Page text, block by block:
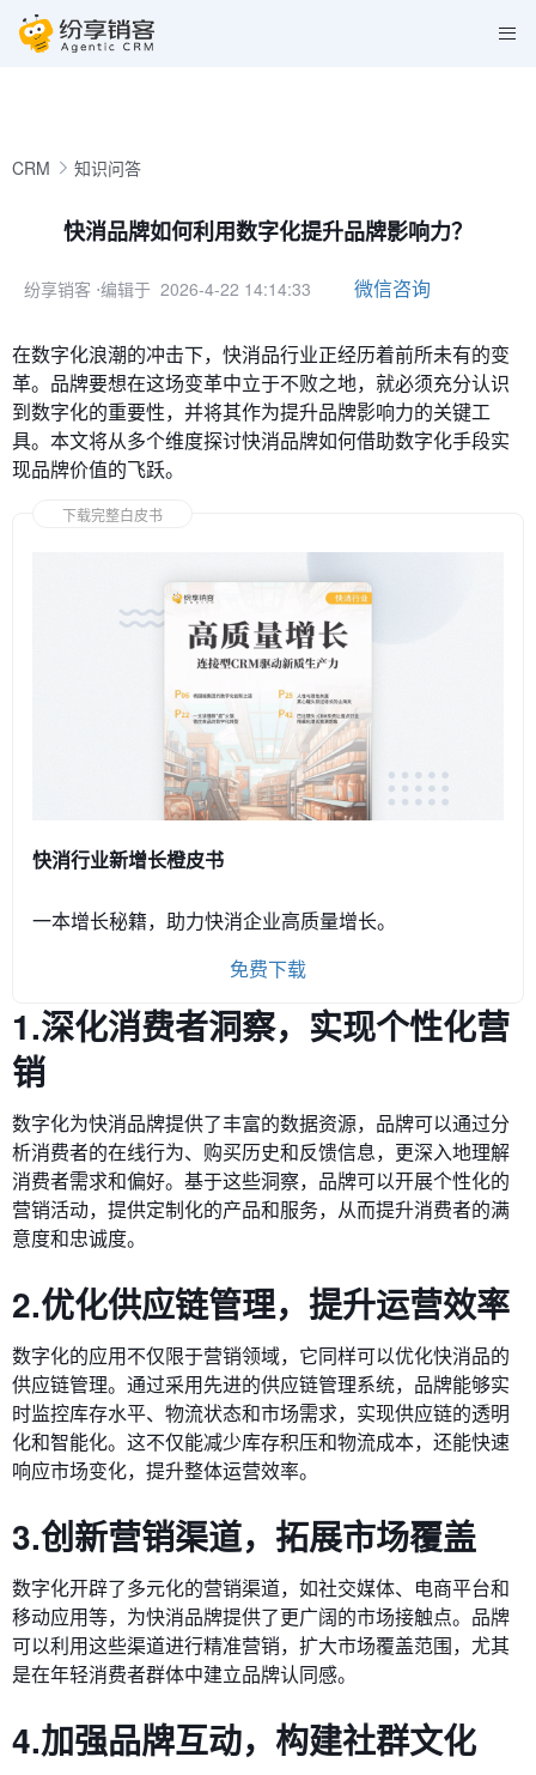
CRM 知识问答
快消品牌如何利用数字化提升品牌影响力？
纷享销客 ⋅编辑于 2026-4-22 14:14:33 微信咨询
在数字化浪潮的冲击下，快消品行业正经历着前所未有的变
革。品牌要想在这场变革中立于不败之地，就必须充分认识
到数字化的重要性，并将其作为提升品牌影响力的关键工
具。本文将从多个维度探讨快消品牌如何借助数字化手段实
现品牌价值的飞跃。
下载完整白皮书
快消行业新增长橙皮书
一本增长秘籍，助力快消企业高质量增长。
免费下载
1.深化消费者洞察，实现个性化营
销
数字化为快消品牌提供了丰富的数据资源，品牌可以通过分
析消费者的在线行为、购买历史和反馈信息，更深入地理解
消费者需求和偏好。基于这些洞察，品牌可以开展个性化的
营销活动，提供定制化的产品和服务，从而提升消费者的满
意度和忠诚度。
2.优化供应链管理，提升运营效率
数字化的应用不仅限于营销领域，它同样可以优化快消品的
供应链管理。通过采用先进的供应链管理系统，品牌能够实
时监控库存水平、物流状态和市场需求，实现供应链的透明
化和智能化。这不仅能减少库存积压和物流成本，还能快速
响应市场变化，提升整体运营效率。
3.创新营销渠道，拓展市场覆盖
数字化开辟了多元化的营销渠道，如社交媒体、电商平台和
移动应用等，为快消品牌提供了更广阔的市场接触点。品牌
可以利用这些渠道进行精准营销，扩大市场覆盖范围，尤其
是在年轻消费者群体中建立品牌认同感。
4.加强品牌互动，构建社群文化